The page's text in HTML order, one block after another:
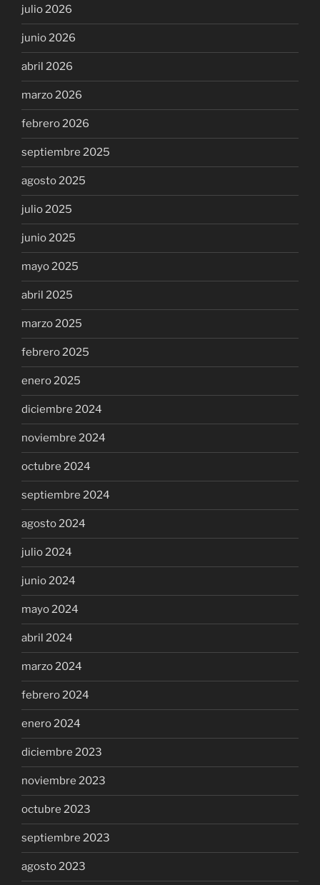
julio 2026
junio 2026
abril 2026
marzo 2026
febrero 2026
septiembre 2025
agosto 2025
julio 2025
junio 2025
mayo 2025
abril 2025
marzo 2025
febrero 2025
enero 2025
diciembre 2024
noviembre 2024
octubre 2024
septiembre 2024
agosto 2024
julio 2024
junio 2024
mayo 2024
abril 2024
marzo 2024
febrero 2024
enero 2024
diciembre 2023
noviembre 2023
octubre 2023
septiembre 2023
agosto 2023